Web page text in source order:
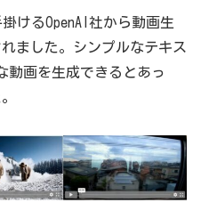
掛けるOpenAI社から動画生
ました。シンプルなテキス
動画を生成できるとあっ